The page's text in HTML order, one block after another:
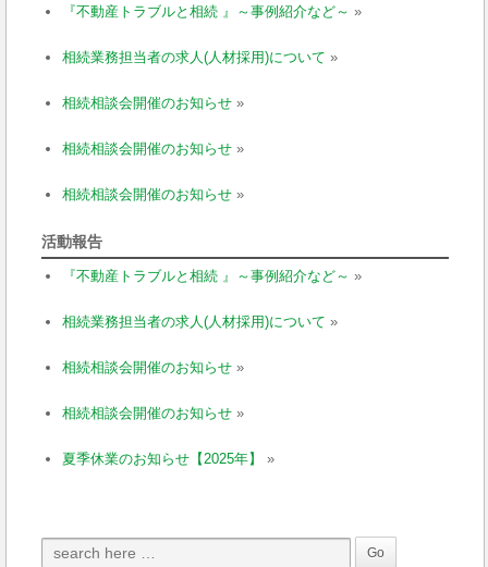
『不動産トラブルと相続 』～事例紹介など～ »
相続業務担当者の求人(人材採用)について »
相続相談会開催のお知らせ »
相続相談会開催のお知らせ »
相続相談会開催のお知らせ »
活動報告
『不動産トラブルと相続 』～事例紹介など～ »
相続業務担当者の求人(人材採用)について »
相続相談会開催のお知らせ »
相続相談会開催のお知らせ »
夏季休業のお知らせ【2025年】 »